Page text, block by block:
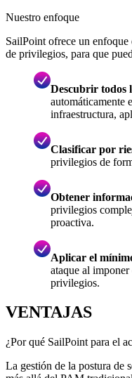
Nuestro enfoque
SailPoint ofrece un
de privilegios, para que
Descubrir todos
automáticamente
infraestructura,
Clasificar por
privilegios de
Obtener
privilegios
proactiva.
Aplicar el
ataque al
privilegios.
VENTAJAS
¿Por qué SailPoint para el
La gestión de la postura de